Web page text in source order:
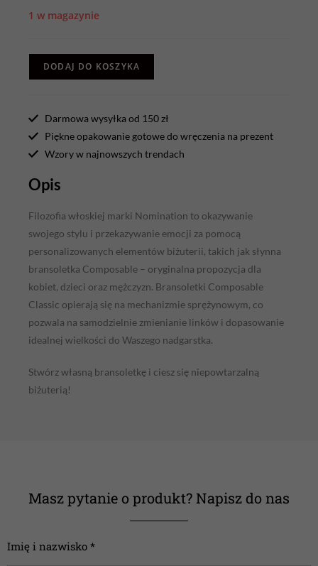
1 w magazynie
DODAJ DO KOSZYKA
Darmowa wysyłka od 150 zł
Piękne opakowanie gotowe do wręczenia na prezent
Wzory w najnowszych trendach
Opis
Filozofia włoskiej marki Nomination to okazywanie
swojego stylu i przekazywanie emocji za pomocą
personalizowanych elementów biżuterii, takich jak słynna
bransoletka Composable – oryginalna propozycja dla
kobiet, dzieci oraz mężczyzn. Bransoletki Composable
Classic opierają się na mechanizmie sprężynowym, co
pozwala na samodzielnie zmienianie linków i dopasowanie
idealnej wielkości do Waszego nadgarstka.
Stwórz własną bransoletkę i ciesz się niepowtarzalną
biżuterią!
Masz pytanie o produkt? Napisz do nas
Imię i nazwisko *